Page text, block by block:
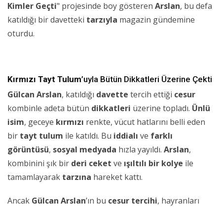
Kimler Geçti" projesinde boy gösteren Arslan, bu defa
katıldığı bir davetteki tarzıyla magazin gündemine
oturdu.
Kırmızı Tayt Tulum’uyla Bütün Dikkatleri Üzerine Çekti
Gülcan Arslan, katıldığı davette tercih ettiği cesur
kombinle adeta bütün dikkatleri üzerine topladı. Ünlü
isim, geceye kırmızı renkte, vücut hatlarını belli eden
bir tayt tulum ile katıldı. Bu iddialı ve farklı
görüntüsü, sosyal medyada hızla yayıldı. Arslan,
kombinini şık bir deri ceket ve ışıltılı bir kolye ile
tamamlayarak tarzına hareket kattı.
Ancak Gülcan Arslan’ın bu cesur tercihi, hayranları